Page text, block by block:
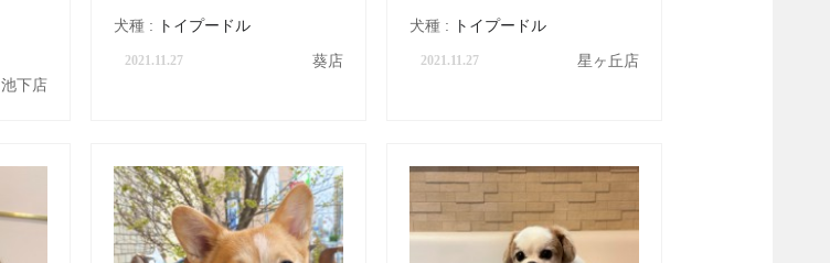
池下店
犬種 : トイプードル
2021.11.27 葵店
犬種 : トイプードル
2021.11.27 星ヶ丘店